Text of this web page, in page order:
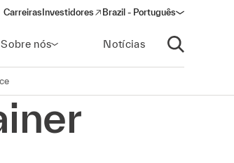
Carreiras Investidores
(opens in a new window)
Brazil - Português
Sobre nós Notícias
Abrir pesquisa